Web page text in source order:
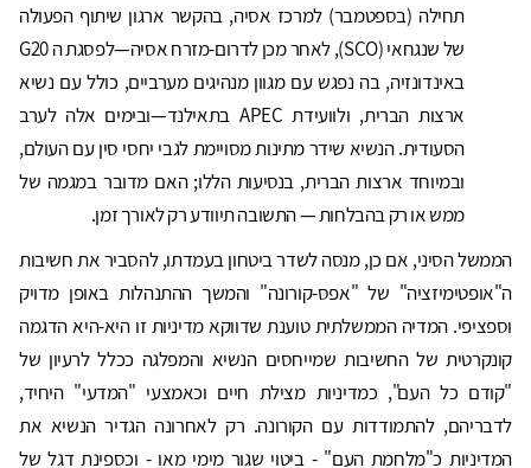
תחילה (בספטמבר) למרכז אסיה, בהקשר ארגון שיתוף הפעולה
של שנגחאי (SCO), לאחר מכן לדרום-מזרח אסיה—לפסגת ה G20
באינדונזיה, בה נפגש עם מגוון מנהיגים מערביים, כולל עם נשיא
ארצות הברית, ולוועידת APEC בתאילנד—ובימים אלה לערב
הסעודית. הנשיא שידר מתינות מסויימת לגבי יחסי סין עם העולם,
ובמיוחד ארצות הברית, בנסיעות הללו; האם מדובר במגמה של
ממש או רק בהבלחות — התשובה תיוודע רק לאורך זמן.
הממשל הסיני, אם כן, מנסה לשדר ביטחון בעמדתו, להסביר את חשיבות
ה"אופטימיזציה" של "אפס-קורונה" והמשך ההתנהלות באופן מדויק
וספציפי. המדיה הממשלתית טוענת שדווקא מדיניות זו היא-היא הדגמה
קונקרטית של החשיבות שמייחסים הנשיא והמפלגה ככלל לרעיון של
"קודם כל העם", כמדיניות מצילת חיים וכאמצעי "המדעי" היחיד,
לדבריהם, להתמודדות עם הקורונה. רק לאחרונה הגדיר הנשיא את
המדיניות כ"מלחמת העם" - ביטוי שגור מימי מאו - וכספינת דגל של